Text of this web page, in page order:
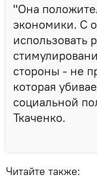
"Она
экономики. С
использовать
стороны - не
которая
социальной
Ткаченко.
Читайте также: